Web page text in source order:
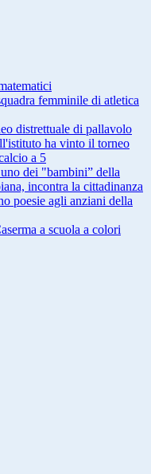
femminile di atletica
distrettuale di pallavolo
ha vinto il torneo
a 5
dei "bambini” della
incontra la cittadinanza
poesie agli anziani della
a scuola a colori